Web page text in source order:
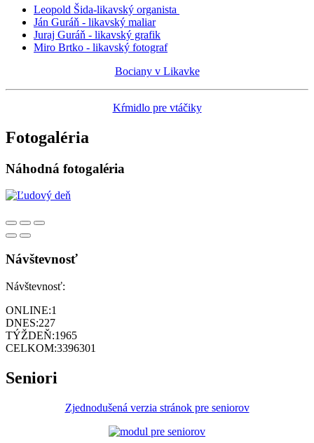
Leopold Šida-likavský organista
Ján Guráň - likavský maliar
Juraj Guráň - likavský grafik
Miro Brtko - likavský fotograf
Bociany v Likavke
Kŕmidlo pre vtáčiky
Fotogaléria
Náhodná fotogaléria
Návštevnosť
Návštevnosť:
ONLINE:1
DNES:227
TÝŽDEŇ:1965
CELKOM:3396301
Seniori
Zjednodušená verzia stránok pre seniorov